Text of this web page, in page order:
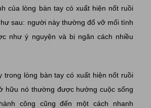
của lòng bàn tay có xuất hiện nốt ruồi
sau: người này thường đổ vỡ mối tình
như ý nguyện và bị ngăn cách nhiều
trong lòng bàn tay có xuất hiện nốt ruồi
hữu nó thường được hưởng cuộc sống
công cũng đến một cách nhanh